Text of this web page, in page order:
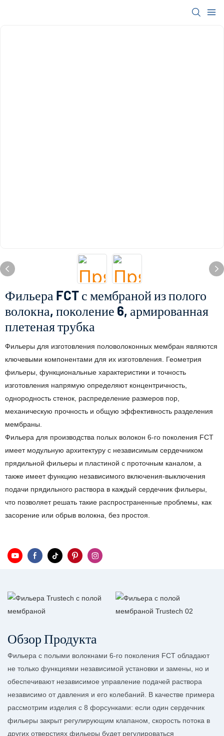
Фильера FCT с мембраной из полого
волокна, поколение 6, армированная
плетеная трубка
Фильеры для изготовления половолоконных мембран являются
ключевыми компонентами для их изготовления. Геометрия
фильеры, функциональные характеристики и точность
изготовления напрямую определяют концентричность,
однородность стенок, распределение размеров пор,
механическую прочность и общую эффективность разделения
мембраны.
Фильера для производства полых волокон 6-го поколения FCT
имеет модульную архитектуру с независимым сердечником
прядильной фильеры и пластиной с проточным каналом, а
также имеет функцию независимого включения-выключения
подачи прядильного раствора в каждый сердечник фильеры,
что позволяет решать такие распространенные проблемы, как
засорение или обрыв волокна, без простоя.
Обзор Продукта
Фильера с полыми волокнами 6-го поколения FCT обладают
не только функциями независимой установки и замены, но и
обеспечивают независимое управление подачей раствора
независимо от давления и его колебаний. В качестве примера
рассмотрим изделия с 8 форсунками: если один сердечник
фильеры закрыт регулирующим клапаном, скорость потока в
других отверстиях фильеры будет регулироваться